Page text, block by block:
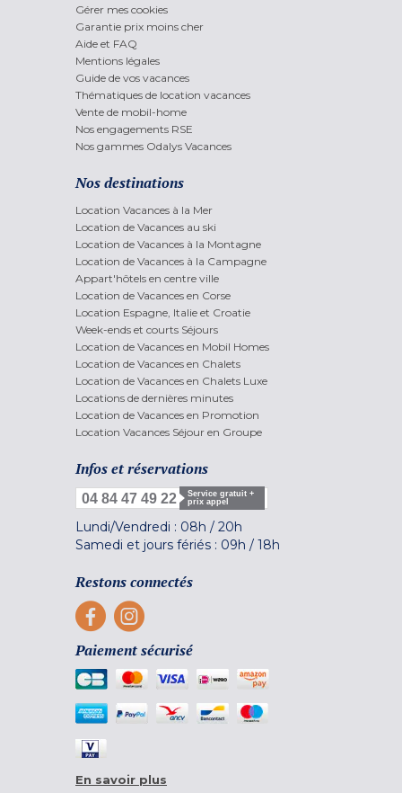
Gérer mes cookies
Garantie prix moins cher
Aide et FAQ
Mentions légales
Guide de vos vacances
Thématiques de location vacances
Vente de mobil-home
Nos engagements RSE
Nos gammes Odalys Vacances
Nos destinations
Location Vacances à la Mer
Location de Vacances au ski
Location de Vacances à la Montagne
Location de Vacances à la Campagne
Appart'hôtels en centre ville
Location de Vacances en Corse
Location Espagne, Italie et Croatie
Week-ends et courts Séjours
Location de Vacances en Mobil Homes
Location de Vacances en Chalets
Location de Vacances en Chalets Luxe
Locations de dernières minutes
Location de Vacances en Promotion
Location Vacances Séjour en Groupe
Infos et réservations
04 84 47 49 22
Service gratuit +
prix appel
Lundi/Vendredi : 08h / 20h
Samedi et jours fériés : 09h / 18h
Restons connectés
Paiement sécurisé
En savoir plus